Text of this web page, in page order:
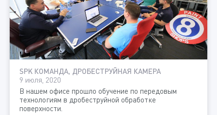
SPK КОМАНДА, ДРОБЕСТРУЙНАЯ КАМЕРА
9 июля, 2020
В нашем офисе прошло обучение по передовым
технологиям в дробеструйной обработке
поверхности.